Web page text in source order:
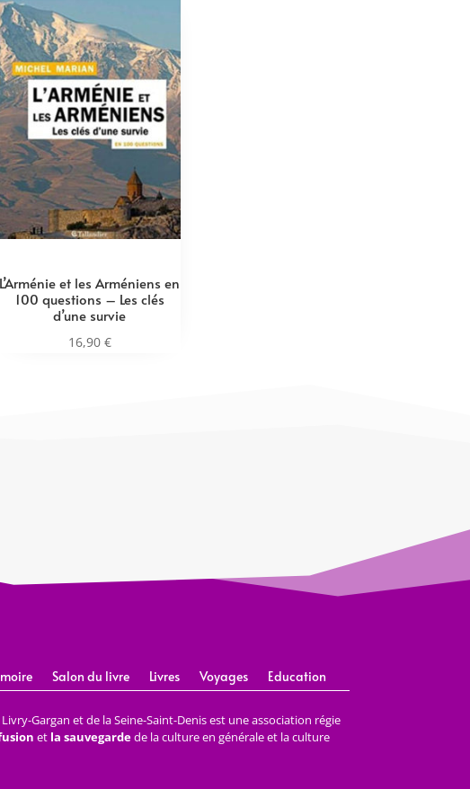
L’Arménie et les Arméniens en
100 questions – Les clés
d’une survie
16,90 €
Salon du livre Livres Voyages Education
Gargan et de la Seine-Saint-Denis est une association régie
et la sauvegardede la culture en générale et la culture